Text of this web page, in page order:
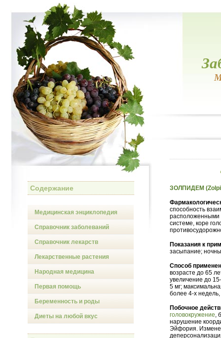
Содержание
Медицинская энциклопедия
Справочник заболеваний
Справочник лекарств
Лекарственные растения
Народная медицина
Первая помощь
Беременность и роды
Диеты на любой вкус
ЗОЛПИДЕМ
способность
расположенными
системе, коре
Показания к
засыпание;
Способ
возрасте до 65
увеличение до
5 мг;
более 4-х
Побочное
головокружение,
нарушение
Эйфория.